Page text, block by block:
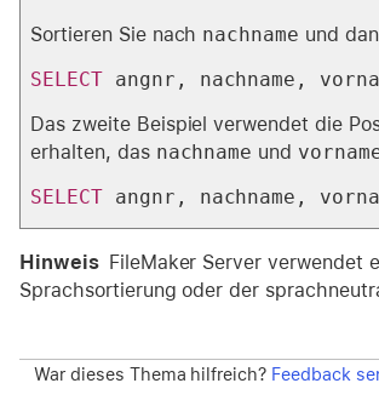
Sortieren Sie nach nachname und
SELECT angnr, nachname,
Das zweite Beispiel verwendet die
erhalten, das nachname und
SELECT angnr, nachname,
Hinweis FileMaker Server verwendet
Sprachsortierung oder der
War dieses Thema hilfreich? Feedback